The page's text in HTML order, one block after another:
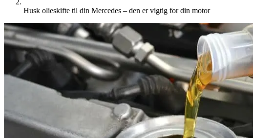
Husk olieskifte til din Mercedes – den er vigtig for din motor